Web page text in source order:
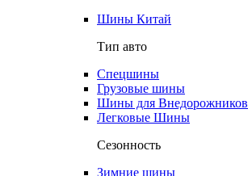
Шины Китай
Тип авто
Спецшины
Грузовые шины
Шины для Внедорожников
Легковые Шины
Сезонность
Зимние шины